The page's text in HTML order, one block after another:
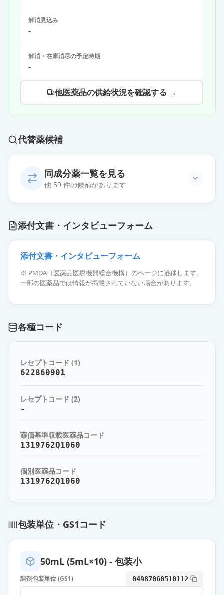
解消見込み
-
解消・在庫消尽の予定時期
-
他医薬品の供給状況を確認する →
代替薬候補
同成分薬一覧を見る
他 59 件の候補があります
「TS」
薬価 69.60 円
「ニプロ」
薬価 69.60 円
通常出荷
「SEC」
エピナスチン塩酸塩点眼液0.05％
「TW」
薬価 69.60 円
エピナスチン塩酸塩点眼液0.05％
「日新」
薬価 69.60 円
「わかもと」
エピナスチン塩酸塩点眼液0.05％
「GO」
薬価 69.60 円
通常出荷
添付文書・インタビューフォーム
添付文書・インタビューフォーム
※ PMDA（医薬品医療機器総合機構）のページに遷移します。
一部の医薬品では情報が掲載されていない場合があります。
各種コード
レセプトコード (1)
622860901
レセプトコード (2)
-
薬価基準収載医薬品コード
1319762Q1060
個別医薬品コード
1319762Q1060
包装単位・GS1コード
50mL (5mL×10) - 包装小
調剤包装単位 (GS1) 04987060510112